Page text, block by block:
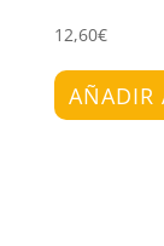
12,60€
AÑADIR